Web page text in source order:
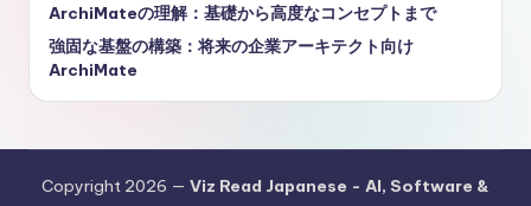
ArchiMateの理解：基礎から高度なコンセプトまで
強固な基盤の構築：将来の企業アーキテクト向け
ArchiMate
Copyright 2026 — Viz Read Japanese - AI, Software &